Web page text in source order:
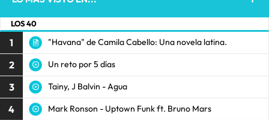
LOS 40
1 "Havana" de Camila Cabello: Una novela latina.
2 Un reto por 5 días
3 Tainy, J Balvin - Agua
4 Mark Ronson - Uptown Funk ft. Bruno Mars